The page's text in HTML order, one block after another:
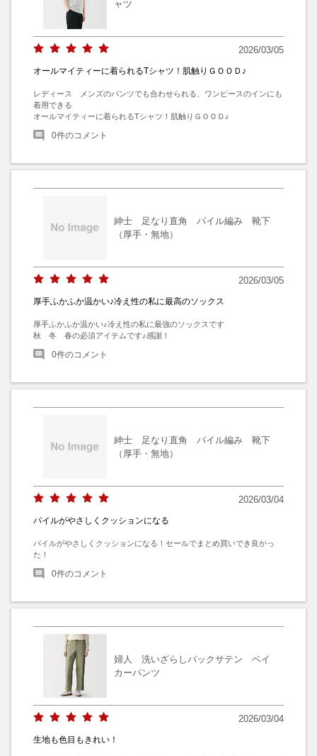
ャツ
2026/03/05
オールマイティーに着られるTシャツ！肌触りＧＯＯＤ♪
レディース　メンズのパンツでも合わせられる、ワンピースのインにも
着用できる
オールマイティーに着られるTシャツ！肌触りＧＯＯＤ♪
0件のコメント
紳士 足なり直角 パイル編み 靴下
（厚手・無地）
2026/03/05
厚手ふかふか温かい♪冷え性の私に最高のソックス
厚手ふかふか温かい♪冷え性の私に最強のソックスです
秋　冬　春の必須アイテムです♪感謝！
0件のコメント
紳士 足なり直角 パイル編み 靴下
（厚手・無地）
2026/03/04
パイルがやさしくクッションになる
パイルがやさしくクッションになる！セールでまとめ買いでき良かっ
た！
0件のコメント
婦人 洗いざらしバックサテン ベイ
カーパンツ
2026/03/04
生地も色目もきれい！